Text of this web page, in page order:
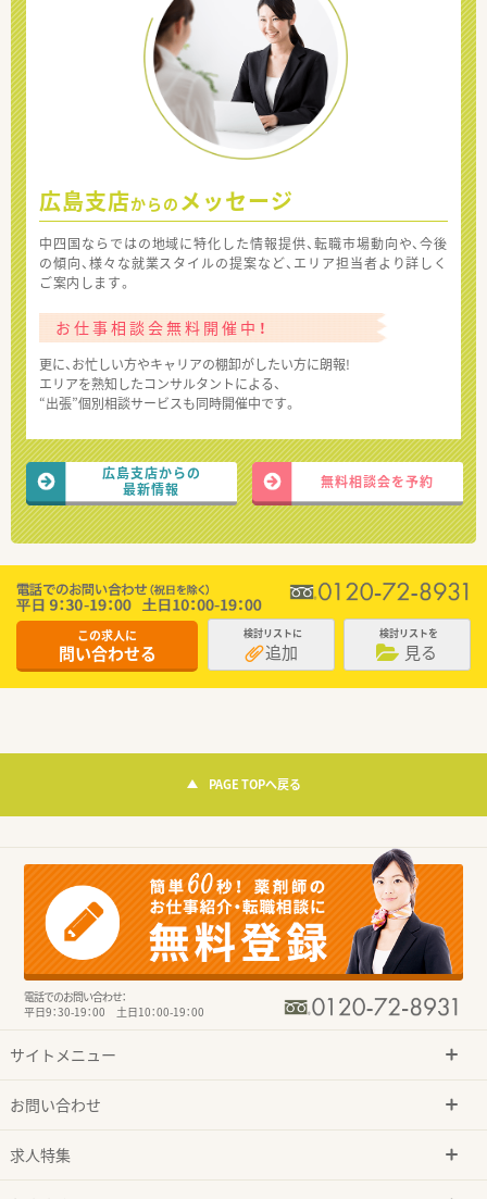
広島支店からの メッセージ
中四国ならではの地域に特化した情報提供、転職市場動向や、今後
の傾向、様々な就業スタイルの提案など、エリア担当者より詳しく
ご案内します。
お仕事相談会無料開催中！
更に、お忙しい方やキャリアの棚卸がしたい方に朗報!
エリアを熟知したコンサルタントによる、
“出張”個別相談サービスも同時開催中です。
広島支店からの
最新情報
無料相談会を予約
この求人に
問い合わせる
検討リストに
追加
検討リストを
見る
PAGE TOPへ戻る
電話でのお問い合わせ：
平日9：30-19：00 土日10：00-19：00
サイトメニュー
お問い合わせ
求人特集